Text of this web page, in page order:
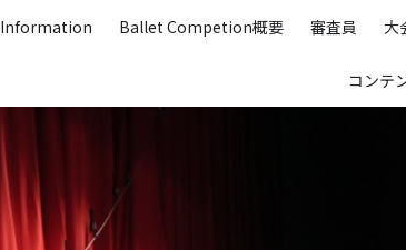
Information Ballet Competion概要 審査員 大
コンテ